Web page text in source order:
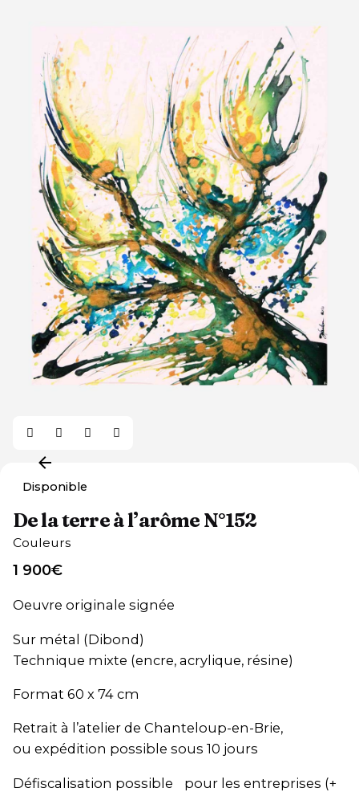
Disponible
De la terre à l’arôme N°152
Couleurs
1 900€
Oeuvre originale signée
Sur métal (Dibond)
Technique mixte (encre, acrylique, résine)
Format 60 x 74 cm
Retrait à l’atelier de Chanteloup-en-Brie,
ou expédition possible sous 10 jours
Défiscalisation possible pour les entreprises (+